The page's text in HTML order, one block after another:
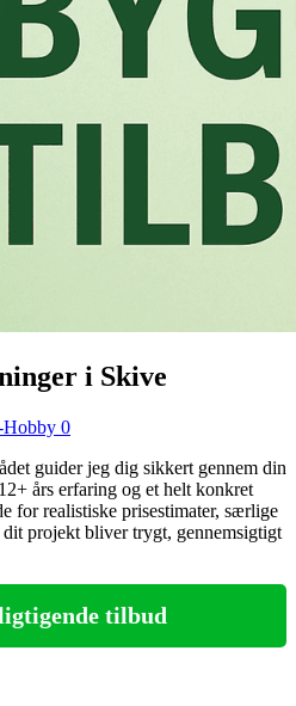
i Skive
Hobby 0
guider jeg dig sikkert gennem din
års erfaring og et helt konkret
for realistiske prisestimater, særlige
projekt bliver trygt, gennemsigtigt
tilbud